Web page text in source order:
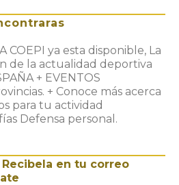
COEPI ya esta disponible, La
de la actualidad deportiva
+ EVENTOS
+ Conoce más acerca
para tu actividad
Defensa personal.
Recibela en tu correo